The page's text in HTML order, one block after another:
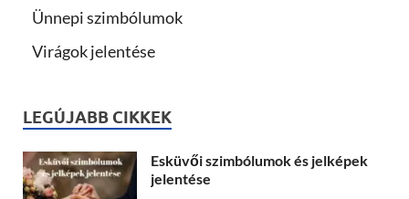
Ünnepi szimbólumok
Virágok jelentése
LEGÚJABB CIKKEK
Esküvői szimbólumok és jelképek
jelentése